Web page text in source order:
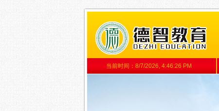
当前时间： 8/7/2026, 4:46:27 PM